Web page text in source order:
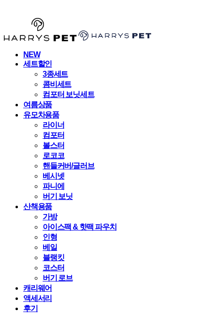
NEW
세트할인
3종세트
콤비세트
컴포터 보닛세트
여름상품
유모차용품
라이너
컴포터
볼스터
로코코
핸들커버/글러브
베시넷
파니에
버기 보닛
산책용품
가방
아이스팩 & 핫팩 파우치
인형
베일
블랭킷
코스터
버기 로브
캐리웨어
액세서리
후기